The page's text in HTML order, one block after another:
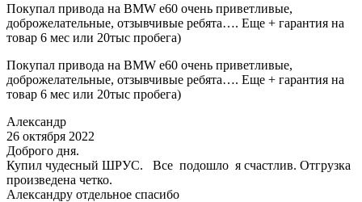
Покупал привода на BMW e60 очень приветливые,
доброжелательные, отзывчивые ребята…. Еще + гарантия на
товар 6 мес или 20тыс пробега)
Покупал привода на BMW e60 очень приветливые,
доброжелательные, отзывчивые ребята…. Еще + гарантия на
товар 6 мес или 20тыс пробега)
Александр
26 октября 2022
Доброго дня.
Купил чудесный ШРУС. Все подошло я счастлив. Отгрузка
произведена четко.
Александру отдельное спасибо